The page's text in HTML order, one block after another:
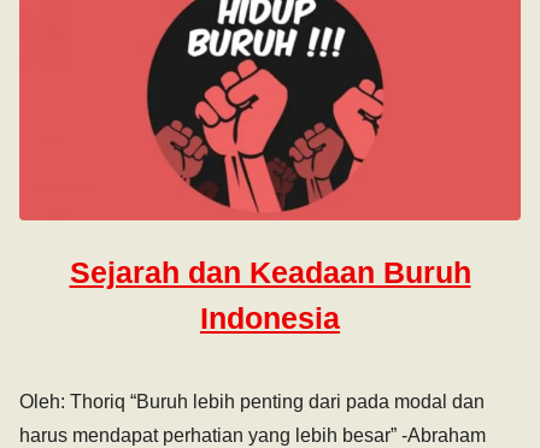
Sejarah dan Keadaan Buruh
Indonesia
Oleh: Thoriq “Buruh lebih penting dari pada modal dan
harus mendapat perhatian yang lebih besar” -Abraham